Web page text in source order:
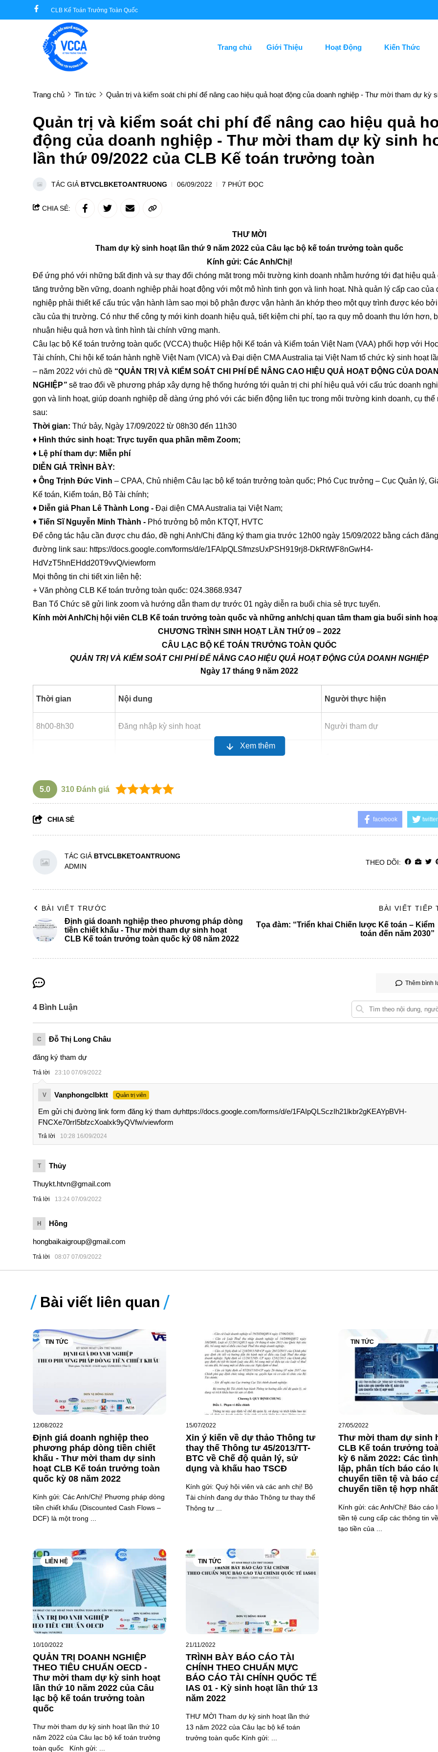
CLB Kế Toán Trưởng Toàn Quốc
Trang chủ Giới Thiệu Hoạt Động Kiến Thức
Trang chủ Tin tức Quản trị và kiểm soát chi phí để nâng cao hiệu quả hoạt động của doanh nghiệp - Thư mời tham dự kỳ
Quản trị và kiểm soát chi phí để nâng cao hiệu quả
động của doanh nghiệp - Thư mời tham dự kỳ sinh
lần thứ 09/2022 của CLB Kế toán trưởng toàn
TÁC GIẢ BTVCLBKETOANTRUONG 06/09/2022 7 PHÚT ĐỌC
CHIA SẺ:
THƯ MỜI
Tham dự kỳ sinh hoạt lần thứ 9 năm 2022 của Câu lạc bộ kế toán trưởng toàn quốc
Kính gửi: Các Anh/Chị!
Để ứng phó với những bất định và sự thay đổi chóng mặt trong môi trường kinh doanh nhằm hướng tới đạt hiệu quả
tăng trưởng bền vững, doanh nghiệp phải hoạt động với một mô hình tinh gọn và linh hoạt. Nhà quản lý cấp cao của
nghiệp phải thiết kế cấu trúc vận hành làm sao mọi bộ phận được vận hành ăn khớp theo một quy trình được kéo
cầu của thị trường. Có như thế công ty mới kinh doanh hiệu quả, tiết kiệm chi phí, tạo ra quy mô doanh thu lớn hơn,
nhuận hiệu quả hơn và tình hình tài chính vững mạnh.
Câu lạc bộ Kế toán trưởng toàn quốc (VCCA) thuộc Hiệp hội Kế toán và Kiểm toán Việt Nam (VAA) phối hợp với
Tài chính, Chi hội kế toán hành nghề Việt Nam (VICA) và Đại diện CMA Australia tại Việt Nam tổ chức kỳ sinh hoạt
– năm 2022 với chủ đề “QUẢN TRỊ VÀ KIỂM SOÁT CHI PHÍ ĐỂ NÂNG CAO HIỆU QUẢ HOẠT ĐỘNG CỦA
NGHIỆP” sẽ trao đổi về phương pháp xây dựng hệ thống hướng tới quản trị chi phí hiệu quả với cấu trúc doanh
gọn và linh hoạt, giúp doanh nghiệp dễ dàng ứng phó với các biến động liên tục trong môi trường kinh doanh, cụ thể
sau:
Thời gian: Thứ bảy, Ngày 17/09/2022 từ 08h30 đến 11h30
♦ Hình thức sinh hoạt: Trực tuyến qua phần mềm Zoom;
♦ Lệ phí tham dự: Miễn phí
DIỄN GIẢ TRÌNH BÀY:
♦ Ông Trịnh Đức Vinh – CPAA, Chủ nhiệm Câu lạc bộ kế toán trưởng toàn quốc; Phó Cục trưởng – Cục Quản lý,
Kế toán, Kiểm toán, Bộ Tài chính;
♦ Diễn giả Phan Lê Thành Long - Đại diện CMA Australia tại Việt Nam;
♦ Tiến Sĩ Nguyễn Minh Thành - Phó trưởng bộ môn KTQT, HVTC
Để công tác hậu cần được chu đáo, đề nghị Anh/Chị đăng ký tham gia trước 12h00 ngày 15/09/2022 bằng cách
đường link sau: https://docs.google.com/forms/d/e/1FAIpQLSfmzsUxPSH919rj8-DkRtWF8nGwH4-
HdVzT5hnEHdd20T9vvQ/viewform
Mọi thông tin chi tiết xin liên hệ:
+ Văn phòng CLB Kế toán trưởng toàn quốc: 024.3868.9347
Ban Tổ Chức sẽ gửi link zoom và hướng dẫn tham dự trước 01 ngày diễn ra buổi chia sẻ trực tuyến.
Kính mời Anh/Chị hội viên CLB Kế toán trưởng toàn quốc và những anh/chị quan tâm tham gia buổi sinh
CHƯƠNG TRÌNH SINH HOẠT LẦN THỨ09 – 2022
CÂU LẠC BỘ KẾ TOÁN TRƯỞNG TOÀN QUỐC
QUẢN TRỊ VÀ KIỂM SOÁT CHI PHÍ ĐỂ NÂNG CAO HIỆU QUẢ HOẠT ĐỘNG CỦA DOANH NGHIỆP
Ngày 17 tháng9 năm 2022
Thời gian Nội dung Người thực hiện
8h00-8h30 Đăng nhập kỳ sinh hoạt Người tham dự
- Lãnh đạo Học viện tài chính
Các nội dung về quản trị chi phí để nâng cao hiệu quả
Ông Phan Lê Thành Long - Đại
CMA Australia tại Việt Nam
10h00-10h15 Giải lao
10h15-11h00
trưởng bộ môn KTQT, HVTC
11h00-11h30 Thảo luận và trả lời câu hỏi của người tham dự
Chủ nhiệm CLB, các diễn giả,
11h30
Xem thêm
5.0 310 Đánh giá
CHIA SẺ facebook twitter
TÁC GIẢ BTVCLBKETOANTRUONG
ADMIN
THEO DÕI:
BÀI VIẾT TRƯỚC
Định giá doanh nghiệp theo phương pháp dòng
tiền chiết khấu - Thư mời tham dự sinh hoạt
CLB Kế toán trưởng toàn quốc kỳ 08 năm 2022
BÀI VIẾT TIẾP
Tọa đàm: “Triển khai Chiến lược Kế toán – Kiểm
toán đến năm 2030”
Thêm bình
4 Bình Luận
C Đỗ Thị Long Châu
đăng ký tham dự
Trả lời 23:10 07/09/2022
V Vanphongclbktt Quản trị viên
Em gửi chị đường link form đăng ký tham dựhttps://docs.google.com/forms/d/e/1FAIpQLSczIh21lkbr2gKEAYpBVH-
FNCXe70rrI5bfzcXoalxk9yQVfw/viewform
Trả lời 10:28 16/09/2024
T Thủy
Thuykt.htvn@gmail.com
Trả lời 13:24 07/09/2022
H Hồng
hongbaikaigroup@gmail.com
Trả lời 08:07 07/09/2022
Bài viết liên quan
TIN TỨC
12/08/2022
Định giá doanh nghiệp theo
phương pháp dòng tiền chiết
khấu - Thư mời tham dự sinh
hoạt CLB Kế toán trưởng toàn
quốc kỳ 08 năm 2022
Kính gửi: Các Anh/Chị! Phương pháp dòng
tiền chiết khấu (Discounted Cash Flows –
DCF) là một trong ...
15/07/2022
Xin ý kiến về dự thảo Thông tư
thay thế Thông tư 45/2013/TT-
BTC về Chế độ quản lý, sử
dụng và khấu hao TSCĐ
Kính gửi: Quý hội viên và các anh chị! Bộ
Tài chính đang dự thảo Thông tư thay thế
Thông tư ...
TIN TỨC
27/05/2022
Thư mời tham dự sinh
CLB Kế toán trưởng
kỳ 6 năm 2022: Các
lập, phân tích báo cáo
chuyển tiền tệ và báo
chuyển tiền tệ hợp nhất
Kính gửi: các Anh/Chị! Báo cáo
tiền tệ cung cấp các thông tin
tạo tiền của ...
LIÊN HỆ
10/10/2022
QUẢN TRỊ DOANH NGHIỆP
THEO TIÊU CHUẨN OECD -
Thư mời tham dự kỳ sinh hoạt
lần thứ 10 năm 2022 của Câu
lạc bộ kế toán trưởng toàn
quốc
Thư mời tham dự kỳ sinh hoạt lần thứ 10
năm 2022 của Câu lạc bộ kế toán trưởng
toàn quốc Kính gửi: ...
TIN TỨC
21/11/2022
TRÌNH BÀY BÁO CÁO TÀI
CHÍNH THEO CHUẨN MỰC
BÁO CÁO TÀI CHÍNH QUỐC TẾ
IAS 01 - Kỳ sinh hoạt lần thứ 13
năm 2022
THƯ MỜI Tham dự kỳ sinh hoạt lần thứ
13 năm 2022 của Câu lạc bộ kế toán
trưởng toàn quốc Kính gửi: ...